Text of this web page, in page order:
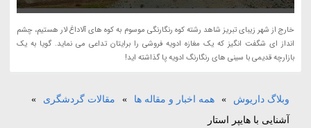
خارج از شهر زیبای تبریز شاهد رشته کوه رنگارنگی موسوم به کوه های آلاداغ لار هستیم، چشم
انداز ای شگفت انگیز که یک مغازه ادویه فروشی را برایتان تداعی می نماید. گویا به یک
بازارچه قدیمی با سینی های رنگارنگ ادویه پا گذاشته اید!
وبلاگ داریوش » همه اخبار و مقاله ها » مقالات گردشگری
»
آشنایی با هایپر استار